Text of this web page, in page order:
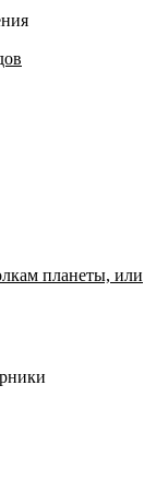
планеты, или